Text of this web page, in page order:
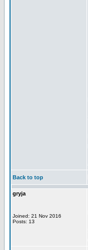
Back to top
gryja
Joined: 21 Nov 2016
Posts: 13